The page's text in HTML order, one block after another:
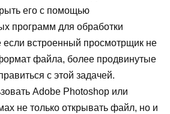
его с помощью
программ для обработки
встроенный просмотрщик не
файла, более продвинутые
с этой задачей.
Adobe Photoshop или
не только открывать файл, но и